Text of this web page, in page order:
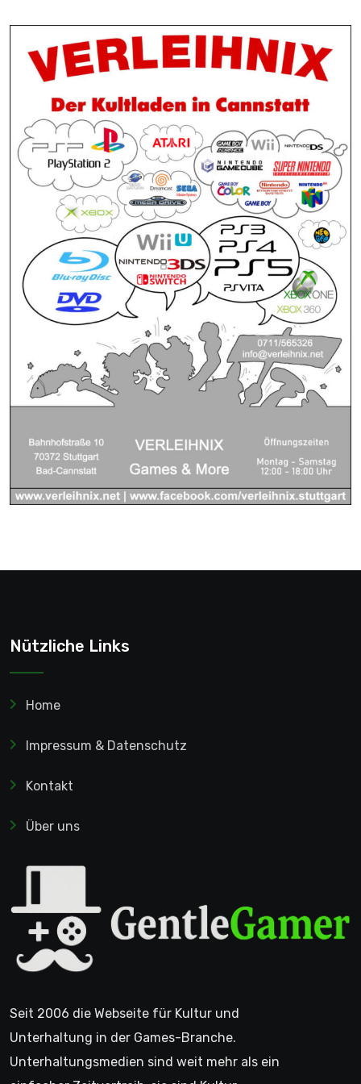
Nützliche Links
Home
Impressum & Datenschutz
Kontakt
Über uns
Seit 2006 die Webseite für Kultur und
Unterhaltung in der Games-Branche.
Unterhaltungsmedien sind weit mehr als ein